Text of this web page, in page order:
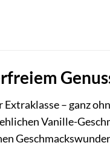
– ganz
Vanille-